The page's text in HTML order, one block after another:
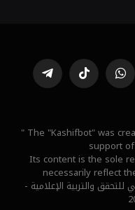
واتساب تيكتوك تيلقرام
" The "Kashifbot" was
support
Its content is the sole
necessarily reflect
والتربية الإعلامية -